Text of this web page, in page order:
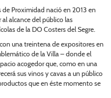
de Proximidad nació en 2013 en
alcance del público las
de la DO Costers del Segre.
una treintena de expositores en
de la Villa – donde el
acogedor que, como en una
sus vinos y cavas a un público
que en éste momento se